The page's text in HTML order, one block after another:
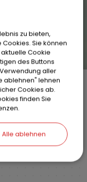
erleben
zu bieten,
Sie können
Cookie
des Buttons
aller
ablehnen" lehnen
Cookies ab.
finden Sie
Alle ablehnen